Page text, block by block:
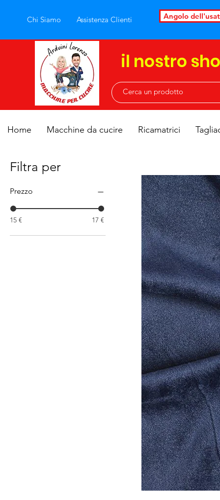
Chi Siamo Assistenza Clienti Angolo
il nostro
Home Macchine da cucire Ricamatrici
Filtra per
Prezzo
15 € 17 €